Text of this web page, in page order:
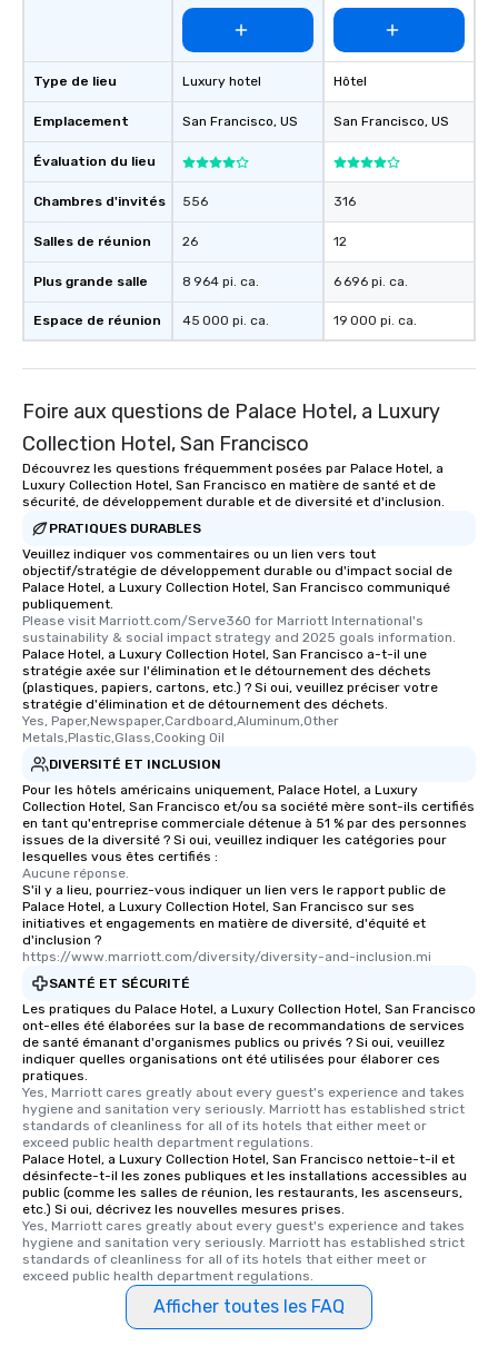
Type de lieu
Emplacement
Évaluation du lieu
Chambres d'invités
Salles de réunion
Plus grande salle
Espace de réunion
Luxury hotel
San Francisco, US
556
26
8 964 pi. ca.
45 000 pi. ca.
Hôtel
San Francisco, US
316
12
6 696 pi. ca.
19 000 pi. ca.
Foire aux questions de Palace Hotel, a Luxury
Collection Hotel, San Francisco
Découvrez les questions fréquemment posées par Palace Hotel, a
Luxury Collection Hotel, San Francisco en matière de santé et de
sécurité, de développement durable et de diversité et d'inclusion.
PRATIQUES DURABLES
Veuillez indiquer vos commentaires ou un lien vers tout
objectif/stratégie de développement durable ou d'impact social de
Palace Hotel, a Luxury Collection Hotel, San Francisco communiqué
publiquement.
Please visit Marriott.com/Serve360 for Marriott International's
sustainability & social impact strategy and 2025 goals information.
Palace Hotel, a Luxury Collection Hotel, San Francisco a-t-il une
stratégie axée sur l'élimination et le détournement des déchets
(plastiques, papiers, cartons, etc.) ? Si oui, veuillez préciser votre
stratégie d'élimination et de détournement des déchets.
Yes, Paper,Newspaper,Cardboard,Aluminum,Other
Metals,Plastic,Glass,Cooking Oil
DIVERSITÉ ET INCLUSION
Pour les hôtels américains uniquement, Palace Hotel, a Luxury
Collection Hotel, San Francisco et/ou sa société mère sont-ils certifiés
en tant qu'entreprise commerciale détenue à 51 % par des personnes
issues de la diversité ? Si oui, veuillez indiquer les catégories pour
lesquelles vous êtes certifiés :
Aucune réponse.
S'il y a lieu, pourriez-vous indiquer un lien vers le rapport public de
Palace Hotel, a Luxury Collection Hotel, San Francisco sur ses
initiatives et engagements en matière de diversité, d'équité et
d'inclusion ?
https://www.marriott.com/diversity/diversity-and-inclusion.mi
SANTÉ ET SÉCURITÉ
Les pratiques du Palace Hotel, a Luxury Collection Hotel, San Francisco
ont-elles été élaborées sur la base de recommandations de services
de santé émanant d'organismes publics ou privés ? Si oui, veuillez
indiquer quelles organisations ont été utilisées pour élaborer ces
pratiques.
Yes, Marriott cares greatly about every guest's experience and takes
hygiene and sanitation very seriously. Marriott has established strict
standards of cleanliness for all of its hotels that either meet or
exceed public health department regulations.
Palace Hotel, a Luxury Collection Hotel, San Francisco nettoie-t-il et
désinfecte-t-il les zones publiques et les installations accessibles au
public (comme les salles de réunion, les restaurants, les ascenseurs,
etc.) Si oui, décrivez les nouvelles mesures prises.
Yes, Marriott cares greatly about every guest's experience and takes
hygiene and sanitation very seriously. Marriott has established strict
standards of cleanliness for all of its hotels that either meet or
exceed public health department regulations.
Afficher toutes les FAQ